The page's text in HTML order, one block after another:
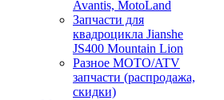
Avantis, MotoLand
Запчасти для
квадроцикла Jianshe
JS400 Mountain Lion
Разное МОТО/ATV
запчасти (распродажа,
скидки)